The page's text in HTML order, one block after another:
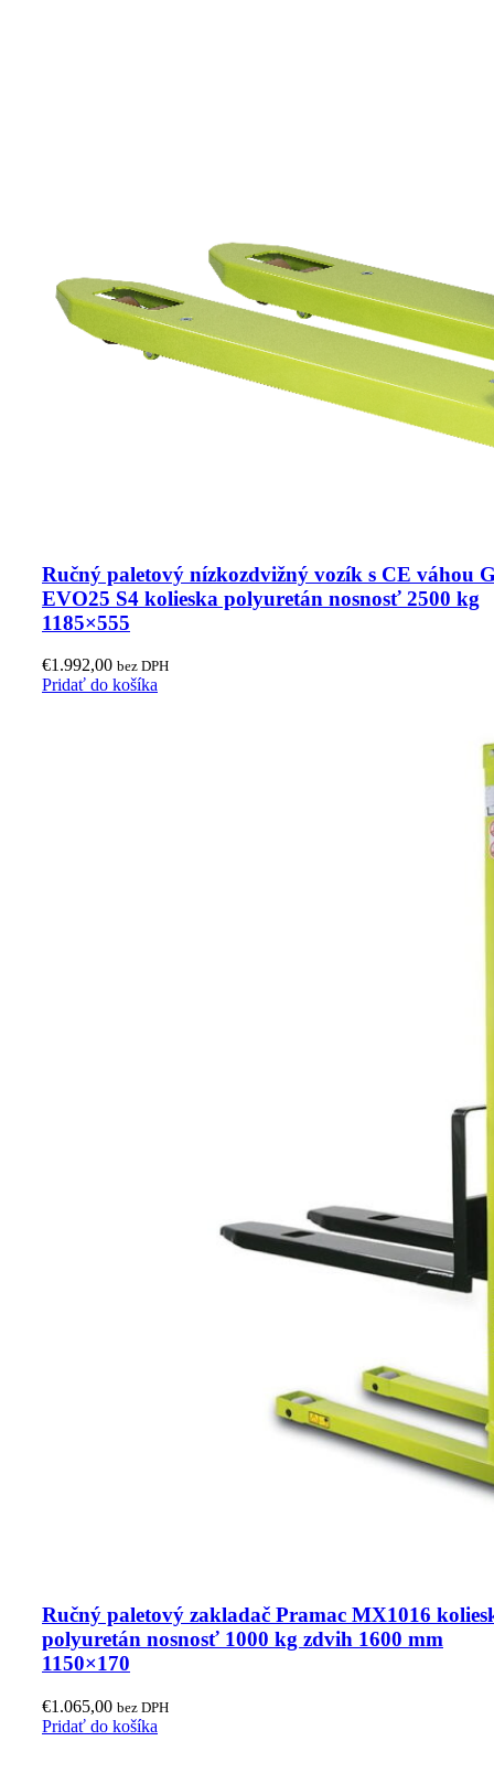
Ručný paletový nízkozdvižný vozík s CE váhou
EVO25 S4 kolieska polyuretán nosnosť 2500 kg
1185×555
€1.992,00 bez DPH
Pridať do košíka
Ručný paletový zakladač Pramac MX1016
polyuretán nosnosť 1000 kg zdvih 1600 mm
1150×170
€1.065,00 bez DPH
Pridať do košíka